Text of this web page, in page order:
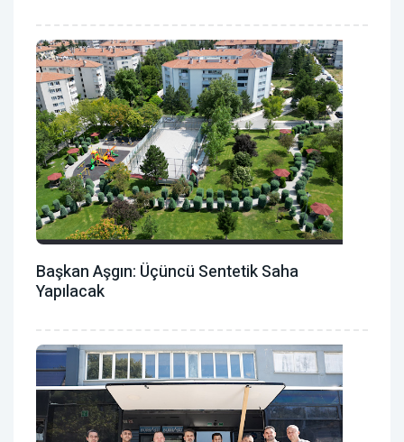
Başkan Aşgın: Üçüncü Sentetik Saha
Yapılacak